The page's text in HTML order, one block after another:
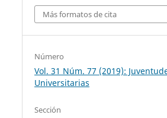
Más formatos de cita
Número
Vol. 31 Núm. 77 (2019):
Universitarias
Sección